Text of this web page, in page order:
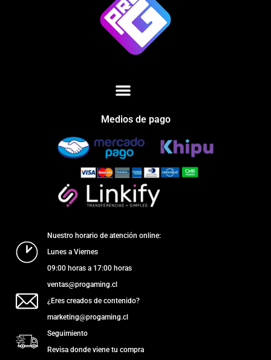
Medios de pago
Nuestro horario de atención online:
Lunes a Viernes
09:00 horas a 17:00 horas
ventas@progaming.cl
¿Eres creados de contenido?
marketing@progaming.cl
Seguimiento
Revisa donde viene tu compra